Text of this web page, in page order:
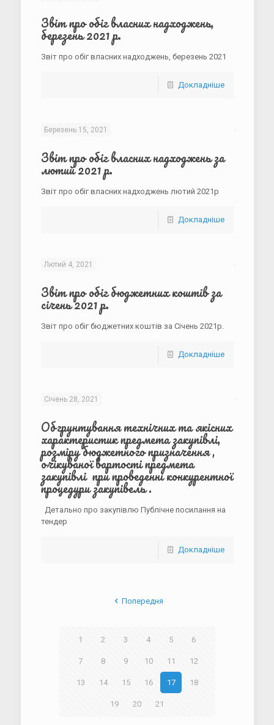
Звіт про обіг власних надходжень,
березень 2021 р.
Звіт про обіг власних надходжень, березень 2021
Докладніше
Березень 15, 2021
Звіт про обіг власних надходжень за
лютий 2021 р.
Звіт про обіг власних надходжень лютий 2021р
Докладніше
Лютий 4, 2021
Звіт про обіг бюджетних коштів за
cічень 2021 р.
Звіт про обіг бюджетних коштів за Січень 2021р.
Докладніше
Січень 28, 2021
Обгрунтування технічних та якісних
характеристик предмета закупівлі,
розміру бюджетного призначення ,
очікуваної вартості предмета
закупівлі при проведенні конкурентної
процедури закупівель .
Детально про закупівлю Публічне посилання на
тендер
Докладніше
Попередня
1 2 3 4 5 6
7 8 9 10 11 12
13 14 15 16 17 18
19 20 21